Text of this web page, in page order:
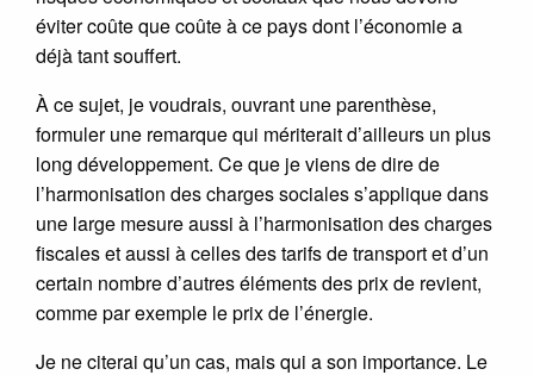
éviter coûte que coûte à ce pays dont l’économie a
déjà tant souffert.
À ce sujet, je voudrais, ouvrant une parenthèse,
formuler une remarque qui mériterait d’ailleurs un plus
long développement. Ce que je viens de dire de
l’harmonisation des charges sociales s’applique dans
une large mesure aussi à l’harmonisation des charges
fiscales et aussi à celles des tarifs de transport et d’un
certain nombre d’autres éléments des prix de revient,
comme par exemple le prix de l’énergie.
Je ne citerai qu’un cas, mais qui a son importance. Le